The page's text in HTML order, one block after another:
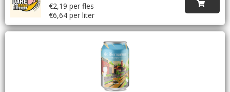
€2,19 per fles
€6,64 per liter